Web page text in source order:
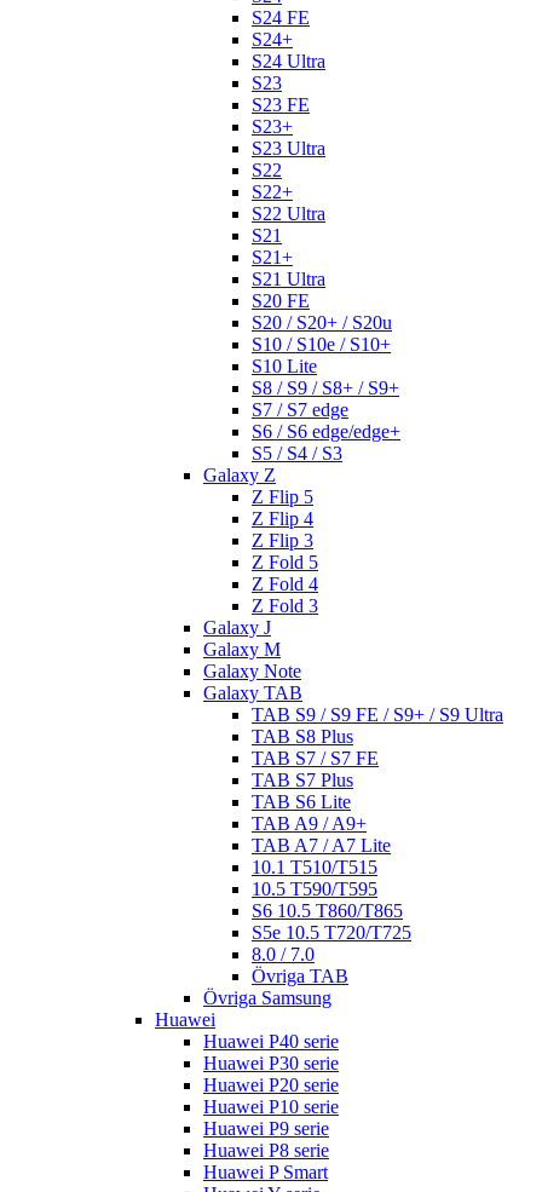
S24 FE
S24+
S24 Ultra
S23
S23 FE
S23+
S23 Ultra
S22
S22+
S22 Ultra
S21
S21+
S21 Ultra
S20 FE
S20 / S20+ / S20u
S10 / S10e / S10+
S10 Lite
S8 / S9 / S8+ / S9+
S7 / S7 edge
S6 / S6 edge/edge+
S5 / S4 / S3
Galaxy Z
Z Flip 5
Z Flip 4
Z Flip 3
Z Fold 5
Z Fold 4
Z Fold 3
Galaxy J
Galaxy M
Galaxy Note
Galaxy TAB
TAB S9 / S9 FE / S9+ / S9 Ultra
TAB S8 Plus
TAB S7 / S7 FE
TAB S7 Plus
TAB S6 Lite
TAB A9 / A9+
TAB A7 / A7 Lite
10.1 T510/T515
10.5 T590/T595
S6 10.5 T860/T865
S5e 10.5 T720/T725
8.0 / 7.0
Övriga TAB
Övriga Samsung
Huawei
Huawei P40 serie
Huawei P30 serie
Huawei P20 serie
Huawei P10 serie
Huawei P9 serie
Huawei P8 serie
Huawei P Smart